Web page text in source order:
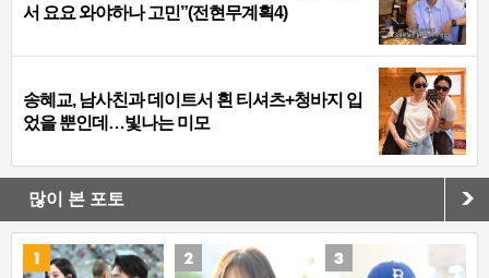
서 요요 와야하나 고민”(전현무계획4)
송혜교, 남사친과 데이트서 흰 티셔츠+청바지 입
었을 뿐인데…빛나는 미모
많이 본 포토